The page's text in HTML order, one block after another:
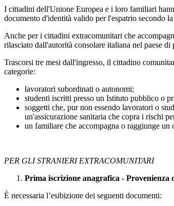
I cittadini dell'Unione Europea e i loro familiari
documento d'identità valido per l'espatrio secondo
Anche per i cittadini extracomunitari che
rilasciato dall'autorità consolare italiana nel paese di
Trascorsi tre mesi dall'ingresso, il cittadino
categorie:
lavoratori subordinati o autonomi;
studenti iscritti presso un Istituto pubblico o
soggetti che, pur non essendo lavoratori o
un'assicurazione sanitaria che copra i rischi
un familiare che accompagna o raggiunge un
PER GLI STRANIERI EXTRACOMUNITARI
Prima iscrizione anagrafica - Provenienza
È necessaria l’esibizione dei seguenti documenti: